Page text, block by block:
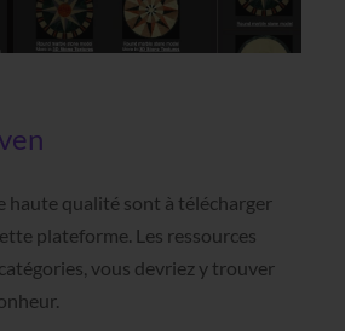
haute qualité sont à télécharger
plateforme. Les ressources
vous devriez y trouver